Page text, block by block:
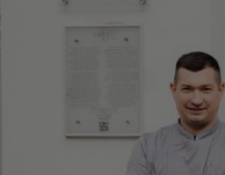
Vana turg, Tallinn
Vanalinn
Restoranid, Keskaegne